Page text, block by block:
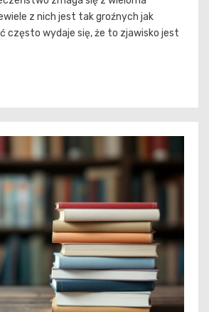
z nich jest tak groźnych jak
często wydaje się, że to zjawisko jest